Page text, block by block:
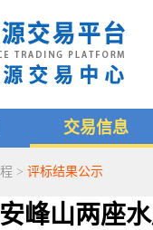
交易信息
> 评标结果公示
峰山两座